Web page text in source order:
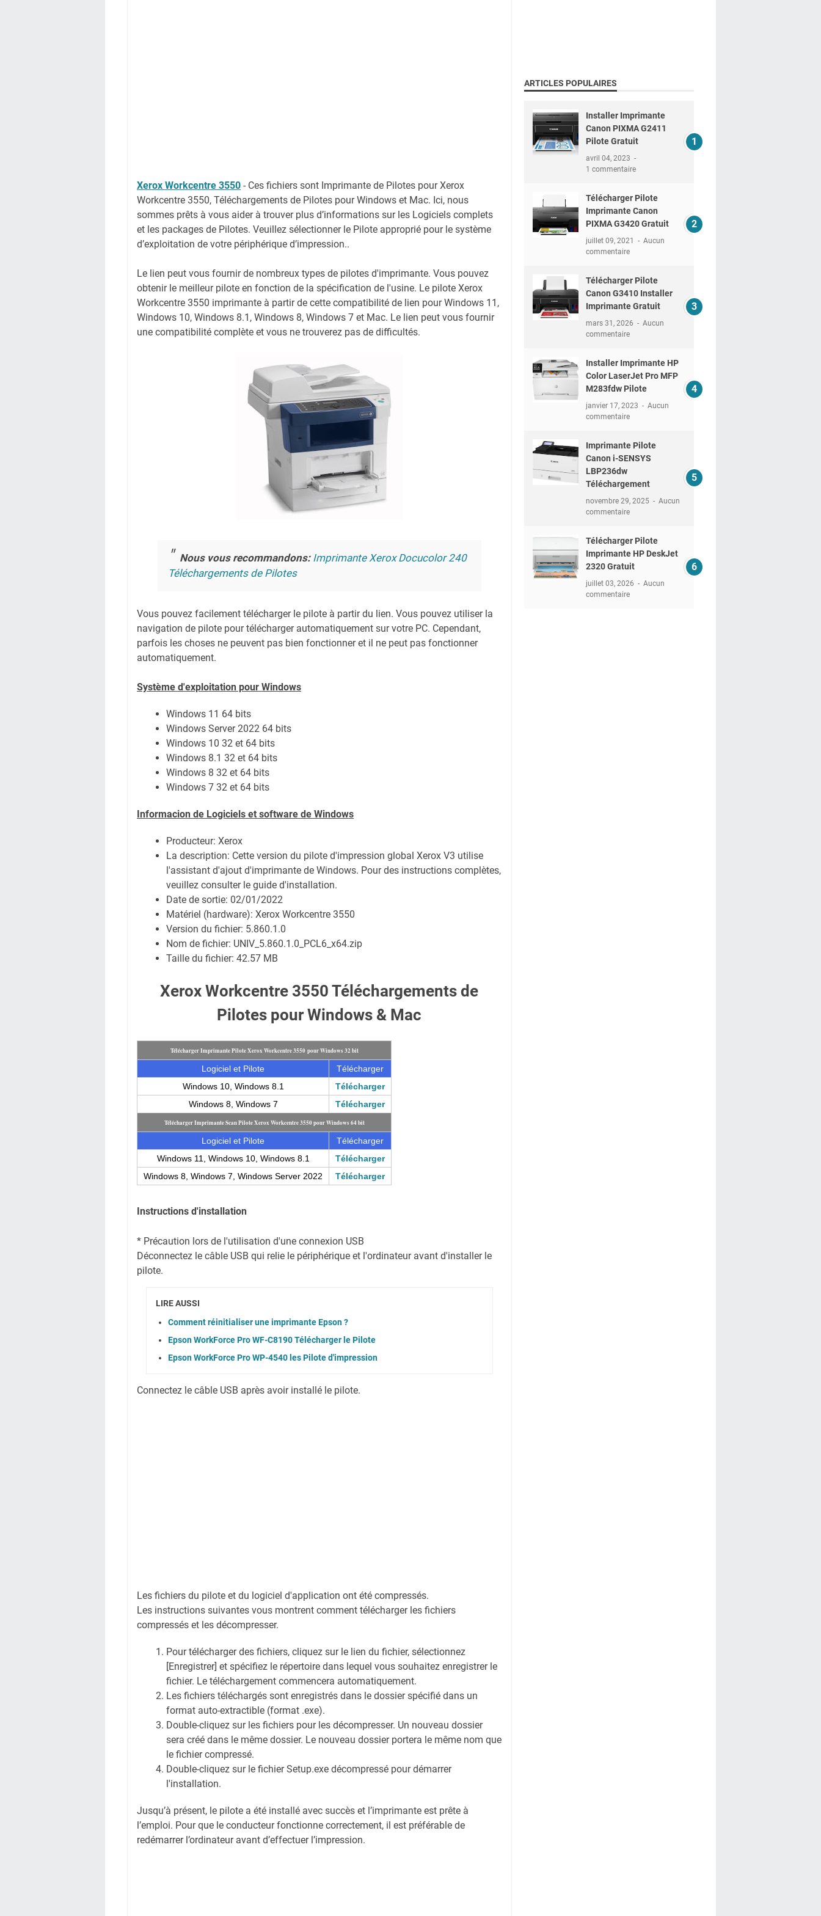
Xerox Workcentre 3550 - Ces fichiers sont Imprimante de Pilotes pour Xerox
Workcentre 3550, Téléchargements de Pilotes pour Windows et Mac. Ici, nous
sommes prêts à vous aider à trouver plus d’informations sur les Logiciels complets
et les packages de Pilotes. Veuillez sélectionner le Pilote approprié pour le système
d’exploitation de votre périphérique d’impression..
Le lien peut vous fournir de nombreux types de pilotes d'imprimante. Vous pouvez
obtenir le meilleur pilote en fonction de la spécification de l'usine. Le pilote Xerox
Workcentre 3550 imprimante à partir de cette compatibilité de lien pour Windows 11,
Windows 10, Windows 8.1, Windows 8, Windows 7 et Mac. Le lien peut vous fournir
une compatibilité complète et vous ne trouverez pas de difficultés.
Nous vous recommandons: Imprimante Xerox Docucolor 240
Téléchargements de Pilotes
Vous pouvez facilement télécharger le pilote à partir du lien. Vous pouvez utiliser la
navigation de pilote pour télécharger automatiquement sur votre PC. Cependant,
parfois les choses ne peuvent pas bien fonctionner et il ne peut pas fonctionner
automatiquement.
Système d'exploitation pour Windows
Windows 11 64 bits
Windows Server 2022 64 bits
Windows 10 32 et 64 bits
Windows 8.1 32 et 64 bits
Windows 8 32 et 64 bits
Windows 7 32 et 64 bits
Informacion de Logiciels et software de Windows
Producteur: Xerox
La description: Cette version du pilote d'impression global Xerox V3 utilise
l'assistant d'ajout d'imprimante de Windows. Pour des instructions complètes,
veuillez consulter le guide d'installation.
Date de sortie: 02/01/2022
Matériel (hardware): Xerox Workcentre 3550
Version du fichier: 5.860.1.0
Nom de fichier: UNIV_5.860.1.0_PCL6_x64.zip
Taille du fichier: 42.57 MB
Xerox Workcentre 3550 Téléchargements de
Pilotes pour Windows & Mac
Télécharger Imprimante Pilote Xerox Workcentre 3550 pour Windows 32 bit
Logiciel et Pilote
Télécharger
Windows 10, Windows 8.1
Télécharger
Windows 8, Windows 7
Télécharger
Télécharger Imprimante Scan Pilote Xerox Workcentre 3550 pour Windows 64 bit
Logiciel et Pilote
Télécharger
Windows 11, Windows 10, Windows 8.1
Télécharger
Windows 8, Windows 7, Windows Server 2022
Télécharger
Instructions d'installation
* Précaution lors de l'utilisation d'une connexion USB
Déconnectez le câble USB qui relie le périphérique et l'ordinateur avant d'installer le
pilote.
LIRE AUSSI
Comment réinitialiser une imprimante Epson ?
Epson WorkForce Pro WF-C8190 Télécharger le Pilote
Epson WorkForce Pro WP-4540 les Pilote d'impression
Connectez le câble USB après avoir installé le pilote.
Les fichiers du pilote et du logiciel d'application ont été compressés.
Les instructions suivantes vous montrent comment télécharger les fichiers
compressés et les décompresser.
Pour télécharger des fichiers, cliquez sur le lien du fichier, sélectionnez
[Enregistrer] et spécifiez le répertoire dans lequel vous souhaitez enregistrer le
fichier. Le téléchargement commencera automatiquement.
Les fichiers téléchargés sont enregistrés dans le dossier spécifié dans un
format auto-extractible (format .exe).
Double-cliquez sur les fichiers pour les décompresser. Un nouveau dossier
sera créé dans le même dossier. Le nouveau dossier portera le même nom que
le fichier compressé.
Double-cliquez sur le fichier Setup.exe décompressé pour démarrer
l'installation.
Jusqu’à présent, le pilote a été installé avec succès et l’imprimante est prête à
l’emploi. Pour que le conducteur fonctionne correctement, il est préférable de
redémarrer l’ordinateur avant d’effectuer l’impression.
ARTICLES POPULAIRES
Installer Imprimante
Canon PIXMA G2411
Pilote Gratuit
avril 04, 2023
1 commentaire
Télécharger Pilote
Imprimante Canon
PIXMA G3420 Gratuit
juillet 09, 2021
Aucun
commentaire
Télécharger Pilote
Canon G3410 Installer
Imprimante Gratuit
mars 31, 2026
Aucun
commentaire
Installer Imprimante HP
Color LaserJet Pro MFP
M283fdw Pilote
janvier 17, 2023
Aucun
commentaire
Imprimante Pilote
Canon i-SENSYS
LBP236dw
Téléchargement
novembre 29, 2025
Aucun
commentaire
Télécharger Pilote
Imprimante HP DeskJet
2320 Gratuit
juillet 03, 2026
Aucun
commentaire